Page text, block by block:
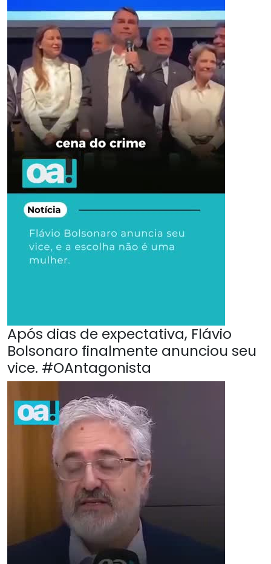
Após dias de expectativa, Flávio
Bolsonaro finalmente anunciou seu
vice. #OAntagonista